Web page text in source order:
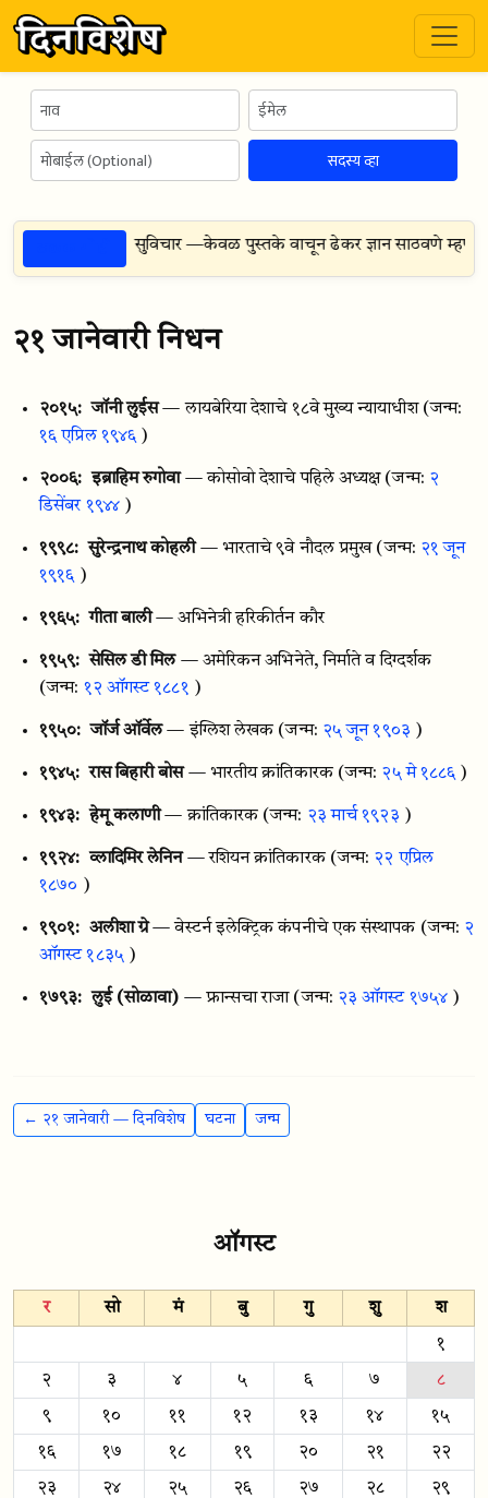
सदस्य व्हा
सुविचार —केवळ पुस्तके वाचून ढेकर ज्ञान साठवणे म्हणजे
२१ जानेवारी निधन
२०१५: जॉनी लुईस — लायबेरिया देशाचे १८वे मुख्य न्यायाधीश (जन्म:
१६ एप्रिल १९४६ )
२००६: इब्राहिम रुगोवा — कोसोवो देशाचे पहिले अध्यक्ष (जन्म: २
डिसेंबर १९४४)
१९९८: सुरेन्द्रनाथ कोहली — भारताचे ९वे नौदल प्रमुख (जन्म: २१ जून
१९१६ )
१९६५: गीता बाली — अभिनेत्री हरिकीर्तन कौर
१९५९: सेसिल डी मिल — अमेरिकन अभिनेते, निर्माते व दिग्दर्शक
(जन्म: १२ ऑगस्ट १८८१ )
१९५०: जॉर्ज ऑर्वेल — इंग्लिश लेखक (जन्म: २५ जून १९०३ )
१९४५: रास बिहारी बोस — भारतीय क्रांतिकारक (जन्म: २५ मे १८८६ )
१९४३: हेमू कलाणी — क्रांतिकारक (जन्म: २३ मार्च १९२३ )
१९२४: व्लादिमिर लेनिन — रशियन क्रांतिकारक (जन्म: २२ एप्रिल
१८७० )
१९०१: अलीशा ग्रे — वेस्टर्न इलेक्ट्रिक कंपनीचे एक संस्थापक (जन्म: २
ऑगस्ट १८३५ )
१७९३: लुई (सोळावा) — फ्रान्सचा राजा (जन्म: २३ ऑगस्ट १७५४ )
← २१ जानेवारी — दिनविशेष घटना जन्म
ऑगस्ट
र सो मं बु गु शु श
१
२ ३ ४ ५ ६ ७ ८
९ १० ११ १२ १३ १४ १५
१६ १७ १८ १९ २० २१ २२
२३ २४ २५ २६ २७ २८ २९